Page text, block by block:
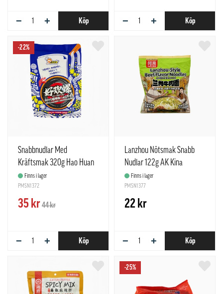
− + Köp − + Köp
-22%
Snabbnudlar Med
Kräftsmak 320g Hao Huan
Luo Kina
Finns i lager
PMSN1372
35 kr44 kr
− + Köp
Lanzhou Nötsmak Snabb
Nudlar 122g AK Kina
Finns i lager
PMSN1377
22 kr
− + Köp
-25%